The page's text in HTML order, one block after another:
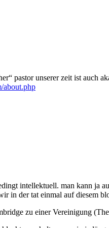
pastor unserer zeit ist auch
about.php
intellektuell. man kann ja
in der tat einmal auf diesem
zu einer Vereinigung